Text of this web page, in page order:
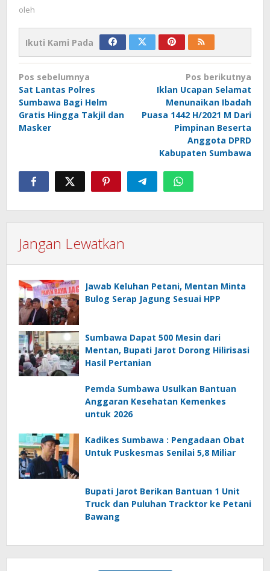
oleh
Ikuti Kami Pada
Navigasi
pos
Pos sebelumnya
Sat Lantas Polres
Sumbawa Bagi Helm
Gratis Hingga Takjil dan
Masker
Pos berikutnya
Iklan Ucapan Selamat
Menunaikan Ibadah
Puasa 1442 H/2021 M Dari
Pimpinan Beserta
Anggota DPRD
Kabupaten Sumbawa
Jangan Lewatkan
Jawab Keluhan Petani, Mentan Minta
Bulog Serap Jagung Sesuai HPP
Sumbawa Dapat 500 Mesin dari
Mentan, Bupati Jarot Dorong Hilirisasi
Hasil Pertanian
Pemda Sumbawa Usulkan Bantuan
Anggaran Kesehatan Kemenkes
untuk 2026
Kadikes Sumbawa : Pengadaan Obat
Untuk Puskesmas Senilai 5,8 Miliar
Bupati Jarot Berikan Bantuan 1 Unit
Truck dan Puluhan Tracktor ke Petani
Bawang